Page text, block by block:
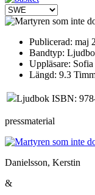
Publicerad: maj
Bandtyp:
Uppläsare:
Längd: 9.3
Ljudbok ISBN:
pressmaterial
Danielsson, Kerstin
&